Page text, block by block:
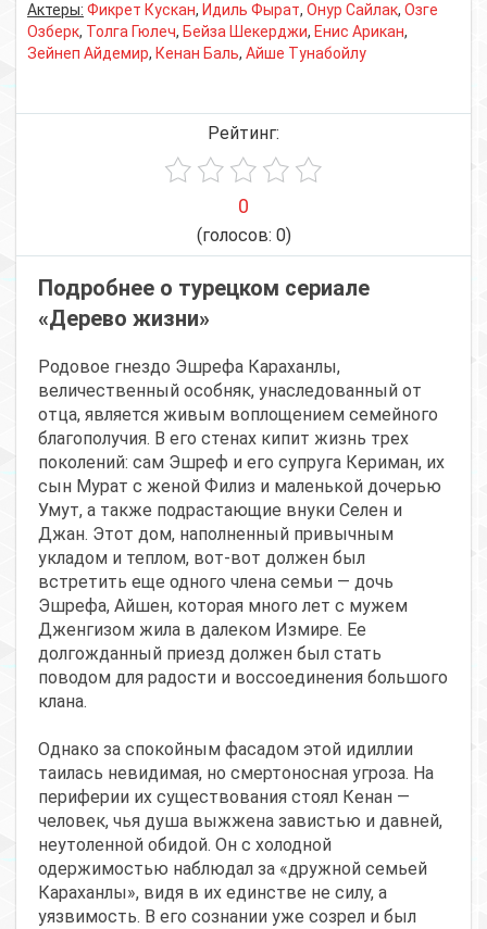
Актеры: Фикрет Кускан, Идиль Фырат, Онур Сайлак, Озге
Озберк, Толга Гюлеч, Бейза Шекерджи, Енис Арикан,
Зейнеп Айдемир, Кенан Баль, Айше Тунабойлу
Рейтинг:
0
(голосов: 0)
Подробнее о турецком сериале
«Дерево жизни»
Родовое гнездо Эшрефа Караханлы,
величественный особняк, унаследованный от
отца, является живым воплощением семейного
благополучия. В его стенах кипит жизнь трех
поколений: сам Эшреф и его супруга Кериман, их
сын Мурат с женой Филиз и маленькой дочерью
Умут, а также подрастающие внуки Селен и
Джан. Этот дом, наполненный привычным
укладом и теплом, вот-вот должен был
встретить еще одного члена семьи — дочь
Эшрефа, Айшен, которая много лет с мужем
Дженгизом жила в далеком Измире. Ее
долгожданный приезд должен был стать
поводом для радости и воссоединения большого
клана.
Однако за спокойным фасадом этой идиллии
таилась невидимая, но смертоносная угроза. На
периферии их существования стоял Кенан —
человек, чья душа выжжена завистью и давней,
неутоленной обидой. Он с холодной
одержимостью наблюдал за «дружной семьей
Караханлы», видя в их единстве не силу, а
уязвимость. В его сознании уже созрел и был